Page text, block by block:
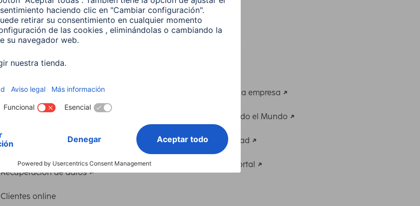
Servicio
Contacto
Adaptador-Servicio de alimentación para
portátiles
Recuperación de datos
Clientes online
Historia de la empresa
Hama en todo el Mundo
Sostenibilidad
Business-Portal